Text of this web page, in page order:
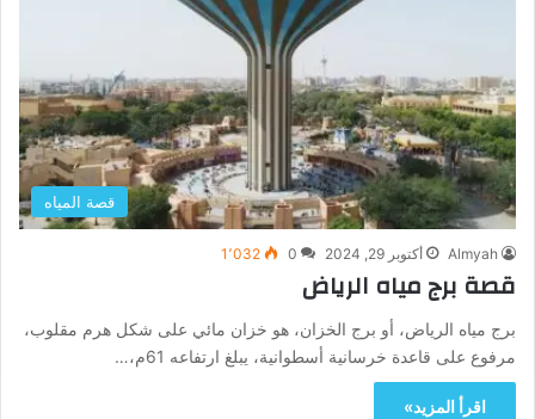
قصة المياه
Almyah أكتوبر 29, 2024 0 1٬032
قصة برج مياه الرياض
برج مياه الرياض، أو برج الخزان، هو خزان مائي على شكل هرم مقلوب،
مرفوع على قاعدة خرسانية أسطوانية، يبلغ ارتفاعه 61م،…
اقرأ المزيد»